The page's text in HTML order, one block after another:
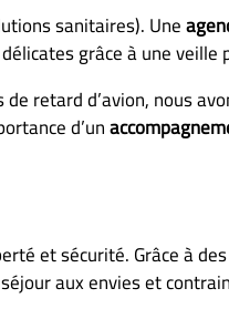
sanitaires). Une
grâce à une veille
retard d’avion, nous
d’un
et sécurité. Grâce à
aux envies et